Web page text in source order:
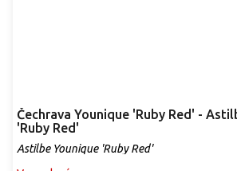
Čechrava Younique 'Ruby Red' -
'Ruby Red'
Astilbe Younique 'Ruby Red'